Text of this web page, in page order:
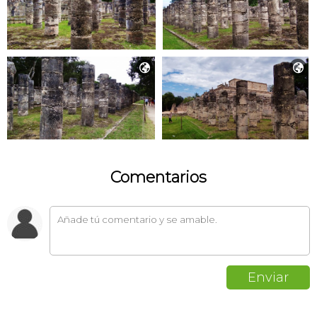
 
Comentarios